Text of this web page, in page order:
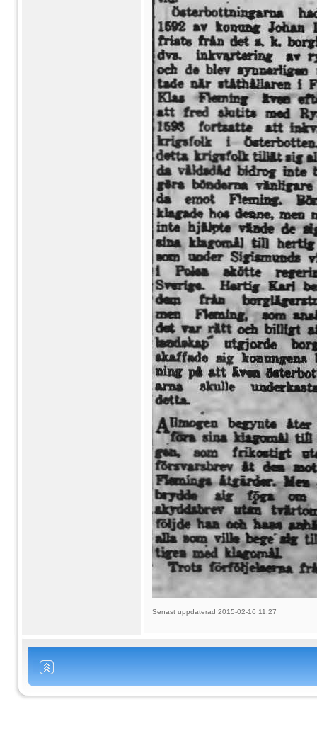
Senast uppdaterad 2015-02-16 11:27